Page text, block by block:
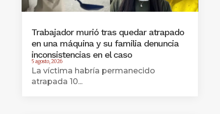
Trabajador murió tras quedar atrapado
en una máquina y su familia denuncia
inconsistencias en el caso
5 agosto, 2026
La víctima habría permanecido
atrapada 10...